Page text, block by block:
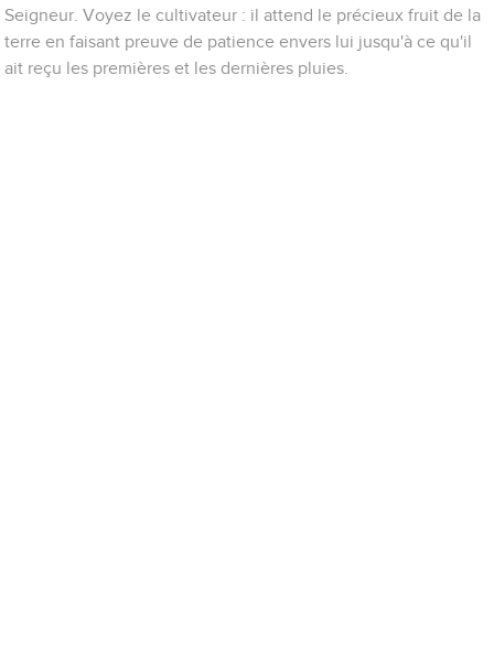
Seigneur. Voyez le cultivateur : il attend le précieux fruit de la
terre en faisant preuve de patience envers lui jusqu'à ce qu'il
ait reçu les premières et les dernières pluies.